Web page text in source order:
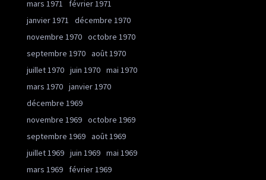
mars 1971
février 1971
janvier 1971
décembre 1970
novembre 1970 octobre 1970
septembre 1970 août 1970
juillet 1970 juin 1970 mai 1970
mars 1970 janvier 1970
décembre 1969
novembre 1969 octobre 1969
septembre 1969 août 1969
juillet 1969 juin 1969 mai 1969
mars 1969
février 1969